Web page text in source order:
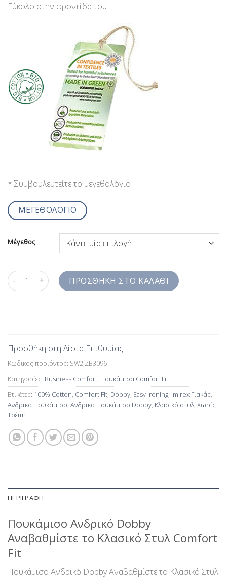
Εύκολο στην φροντίδα του
* Συμβουλευτείτε το μεγεθολόγιο
ΜΕΓΕΘΟΛΟΓΙΟ
Μέγεθος
Πουκάμισo Ανδρικό Dobby Αναβαθμίστε το Κλασικό Στυλ
ΠΡΟΣΘΉΚΗ ΣΤΟ ΚΑΛΆΘΙ
Προσθήκη στη Λίστα Επιθυμίας
Κωδικός προϊόντος: SW2JZB3096
Κατηγορίες: Business Comfort, Πουκάμισα Comfort Fit
Ετικέτες: 100% Cotton, Comfort Fit, Dobby, Easy Ironing, Imirex Γιακάς,
Ανδρικό Πουκάμισο, Ανδρικό Πουκάμισο Dobby, Κλασικό στυλ, Χωρίς
Τσέπη
ΠΕΡΙΓΡΑΦΉ
Πουκάμισo Ανδρικό Dobby
Αναβαθμίστε το Κλασικό Στυλ Comfort
Fit
Πουκάμισo Ανδρικό Dobby Αναβαθμίστε το Κλασικό Στυλ